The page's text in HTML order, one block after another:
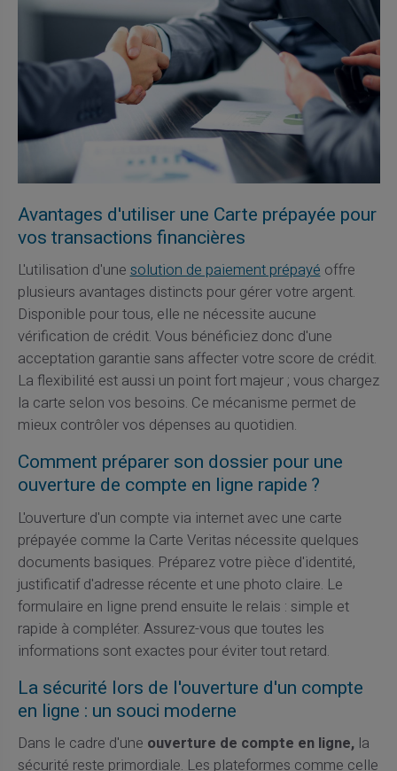
Avantages d'utiliser une Carte prépayée pour
vos transactions financières
L'utilisation d'unesolution de paiement prépayéoffre
plusieurs avantages distincts pour gérer votre argent.
Disponible pour tous, elle ne nécessite aucune
vérification de crédit. Vous bénéficiez donc d'une
acceptation garantie sans affecter votre score de crédit.
La flexibilité est aussi un point fort majeur ; vous chargez
la carte selon vos besoins. Ce mécanisme permet de
mieux contrôler vos dépenses au quotidien.
Comment préparer son dossier pour une
ouverture de compte en ligne rapide ?
L'ouverture d'un compte via internet avec une carte
prépayée comme la Carte Veritas nécessite quelques
documents basiques. Préparez votre pièce d'identité,
justificatif d'adresse récente et une photo claire. Le
formulaire en ligne prend ensuite le relais : simple et
rapide à compléter. Assurez-vous que toutes les
informations sont exactes pour éviter tout retard.
La sécurité lors de l'ouverture d'un compte
en ligne : un souci moderne
Dans le cadre d'une ouverture de compte en ligne,la
sécurité reste primordiale. Les plateformes comme celle